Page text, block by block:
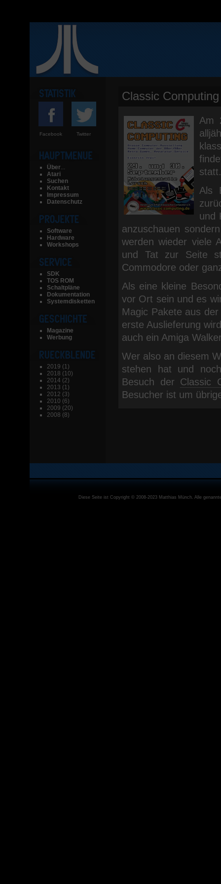
Facebook Twitter
Über...
Atari
Suchen
Kontakt
Impressum
Datenschutz
Software
Hardware
Workshops
SDK
TOS ROM
Schaltpläne
Dokumentation
Systemdisketten
Magazine
Werbung
2019 (1)
2018 (10)
2014 (2)
2013 (1)
2012 (3)
2010 (6)
2009 (20)
2008 (8)
Classic
Am
statt.
Als
und
anzuschauen
werden wieder viele
und Tat zur Seite
Commodore oder
Als eine kleine
vor Ort sein und es
Magic Pakete aus
erste Auslieferung
auch ein Amiga
Wer also an diesem
stehen hat und
Besuch der Classic
Besucher ist um
Diese Seite ist Copyright © 2008-2023 Matthias Münch. Alle